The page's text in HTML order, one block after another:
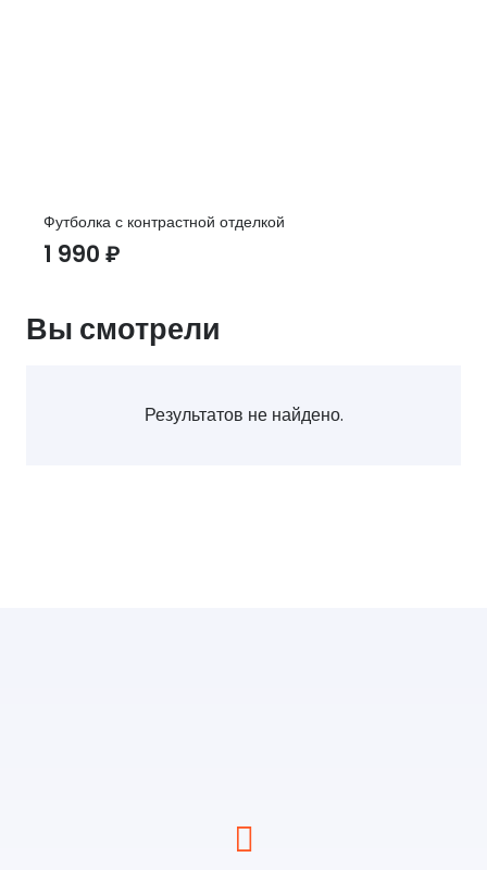
Футболка с контрастной отделкой
1 990 ₽
Вы смотрели
Результатов не найдено.